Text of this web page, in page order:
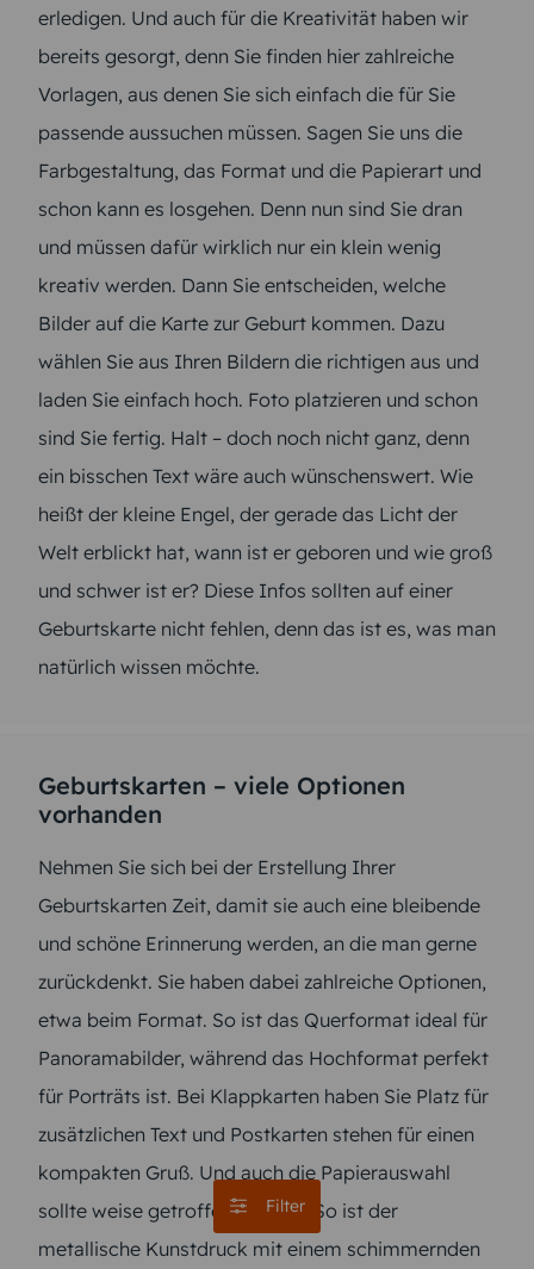
Filter
erledigen. Und auch für die Kreativität haben wir
bereits gesorgt, denn Sie finden hier zahlreiche
Vorlagen, aus denen Sie sich einfach die für Sie
passende aussuchen müssen. Sagen Sie uns die
Farbgestaltung, das Format und die Papierart und
schon kann es losgehen. Denn nun sind Sie dran
und müssen dafür wirklich nur ein klein wenig
kreativ werden. Dann Sie entscheiden, welche
Bilder auf die Karte zur Geburt kommen. Dazu
wählen Sie aus Ihren Bildern die richtigen aus und
laden Sie einfach hoch. Foto platzieren und schon
sind Sie fertig. Halt – doch noch nicht ganz, denn
ein bisschen Text wäre auch wünschenswert. Wie
heißt der kleine Engel, der gerade das Licht der
Welt erblickt hat, wann ist er geboren und wie groß
und schwer ist er? Diese Infos sollten auf einer
Geburtskarte nicht fehlen, denn das ist es, was man
natürlich wissen möchte.
Geburtskarten – viele Optionen
vorhanden
Nehmen Sie sich bei der Erstellung Ihrer
Geburtskarten Zeit, damit sie auch eine bleibende
und schöne Erinnerung werden, an die man gerne
zurückdenkt. Sie haben dabei zahlreiche Optionen,
etwa beim Format. So ist das Querformat ideal für
Panoramabilder, während das Hochformat perfekt
für Porträts ist. Bei Klappkarten haben Sie Platz für
zusätzlichen Text und Postkarten stehen für einen
kompakten Gruß. Und auch die Papierauswahl
sollte weise getroffen werden. So ist der
metallische Kunstdruck mit einem schimmernden